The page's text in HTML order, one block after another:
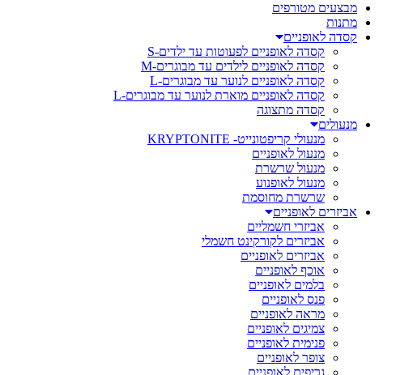
מבצעים מטורפים
מתנות
קסדה לאופניים
קסדה לאופניים לפעוטות עד ילדים-S
קסדה לאופניים לילדים עד מבוגרים-M
קסדה לאופניים לנוער עד מבוגרים-L
קסדה לאופניים מוארת לנוער עד מבוגרים-L
קסדה מתצוגה
מנעולים
מנעולי קריפטונייט- KRYPTONITE
מנעול לאופניים
מנעול שרשרת
מנעול לאופנוע
שרשרת מחוסמת
אביזרים לאופניים
אביזרי חשמליים
אביזרים לקורקינט חשמלי
אביזרים לאופניים
אוכף לאופניים
בלמים לאופניים
פנס לאופניים
מראה לאופניים
צמיגים לאופניים
פנימית לאופניים
צופר לאופניים